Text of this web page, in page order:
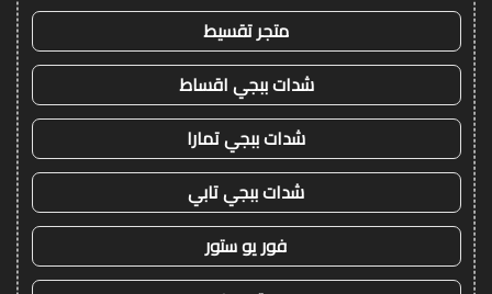
متجر تقسيط
شدات ببجي اقساط
شدات ببجي تمارا
شدات ببجي تابي
فور يو ستور